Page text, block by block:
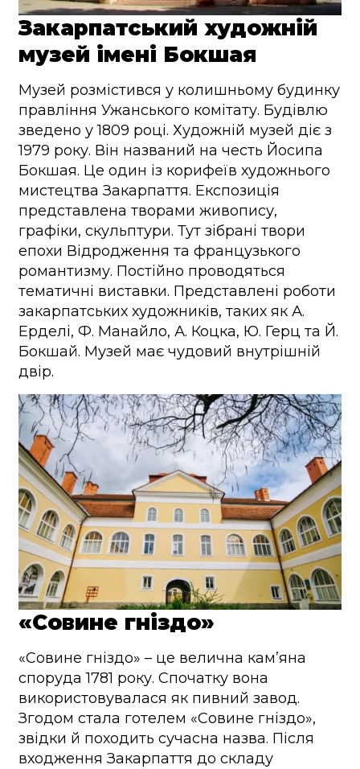
Закарпатський художній
музей імені Бокшая
Музей розмістився у колишньому будинку
правління Ужанського комітату. Будівлю
зведено у 1809 році. Художній музей діє з
1979 року. Він названий на честь Йосипа
Бокшая. Це один із корифеїв художнього
мистецтва Закарпаття. Експозиція
представлена творами живопису,
графіки, скульптури. Тут зібрані твори
епохи Відродження та французького
романтизму. Постійно проводяться
тематичні виставки. Представлені роботи
закарпатських художників, таких як А.
Ерделі, Ф. Манайло, А. Коцка, Ю. Герц та Й.
Бокшай. Музей має чудовий внутрішній
двір.
«Совине гніздо»
«Совине гніздо» – це велична кам’яна
споруда 1781 року. Спочатку вона
використовувалася як пивний завод.
Згодом стала готелем «Совине гніздо»,
звідки й походить сучасна назва. Після
входження Закарпаття до складу